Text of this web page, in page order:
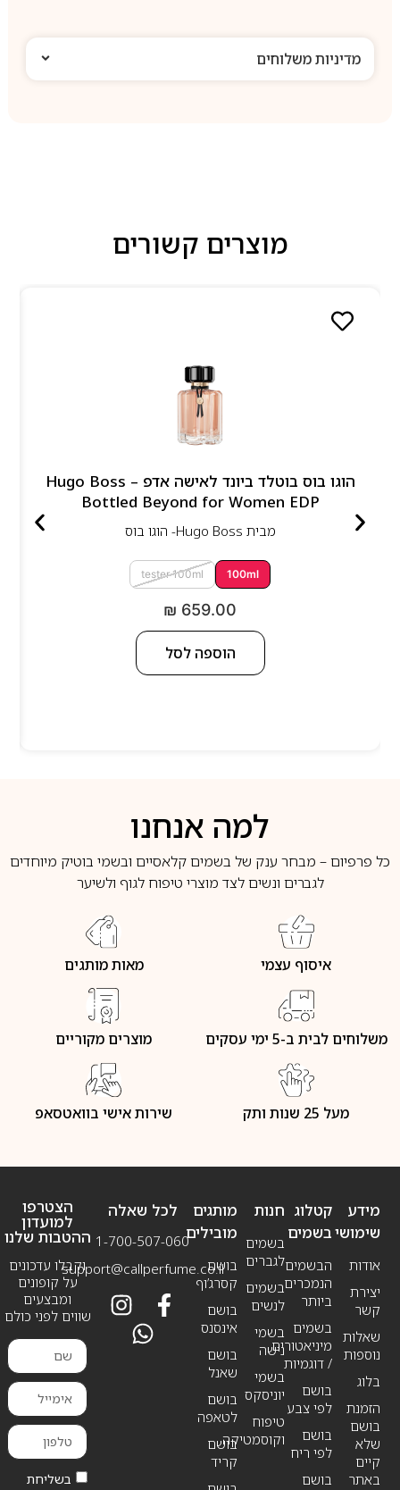
מדיניות משלוחים
מוצרים קשורים
הוגו בוס בוטלד ביונד לאישה אדפ – Hugo Boss
Bottled Beyond for Women EDP
מבית Hugo Boss- הוגו בוס
100ml
tester 100ml
₪ 659.00
הוספה לסל
למה אנחנו
כל פרפיום – מבחר ענק של בשמים קלאסיים ובשמי בוטיק מיוחדים
לגברים ונשים לצד מוצרי טיפוח לגוף ולשיער
איסוף עצמי מאות מותגים
משלוחים לבית ב-5 ימי עסקים מוצרים מקוריים
מעל 25 שנות ותק שירות אישי בוואטסאפ
מידע
שימושי
אודות
יצירת
קשר
שאלות
נוספות
בלוג
הזמנת
בושם
שלא
קיים
באתר
חנות
בשמים
לגברים
בשמים
לנשים
בשמי
נישה
בשמי
יוניסקס
טיפוח
וקוסמטיקה
קטלוג
בשמים
הבשמים
הנמכרים
ביותר
בשמים
מיניאטורים
/ דוגמיות
בושם
לפי צבע
בושם
לפי ריח
בושם
מותגים
מובילים
בושם
קסרג’וף
בושם
אינסנס
בושם
שאנל
בושם
לטאפה
בושם
קריד
לכל שאלה
1-700-507-060
support@callperfume.co.il
הצטרפו
למועדון
ההטבות שלנו
וקבלו עדכונים
על קופונים
ומבצעים
שווים לפני כולם
בשליחת